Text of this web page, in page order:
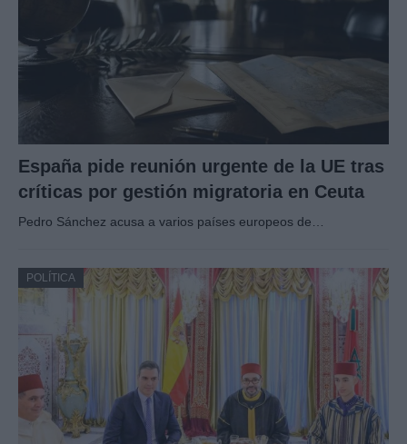
España pide reunión urgente de la UE tras
críticas por gestión migratoria en Ceuta
Pedro Sánchez acusa a varios países europeos de…
POLÍTICA